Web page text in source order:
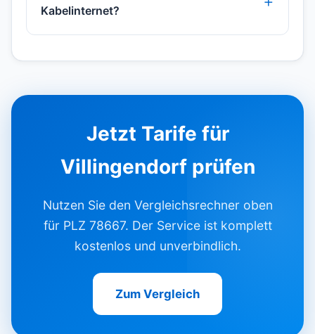
Kabelinternet?
Jetzt Tarife für
Villingendorf prüfen
Nutzen Sie den Vergleichsrechner oben
für PLZ 78667. Der Service ist komplett
kostenlos und unverbindlich.
Zum Vergleich